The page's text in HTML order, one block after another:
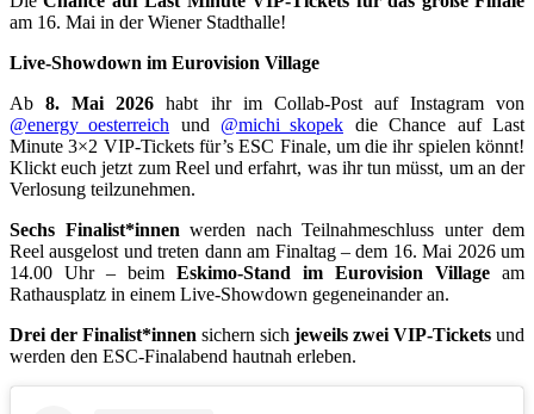
am 16. Mai in der Wiener Stadthalle!
Live-Showdown im Eurovision Village
Ab8. Mai 2026 habt ihr im Collab-Post auf Instagram von
@energy_oesterreich und @michi_skopek die Chance auf Last
Minute 3×2 VIP-Tickets für’s ESC Finale, um die ihr spielen könnt!
Klickt euch jetzt zum Reel und erfahrt, was ihr tun müsst, um an der
Verlosung teilzunehmen.
Sechs Finalist*innen werden nach Teilnahmeschluss unter dem
Reel ausgelost und treten dann am Finaltag – dem 16. Mai 2026 um
14.00 Uhr – beim Eskimo-Stand im Eurovision Village am
Rathausplatz in einem Live-Showdown gegeneinander an.
Drei der Finalist*innen sichern sich jeweils zwei VIP-Tickets und
werden den ESC-Finalabend hautnah erleben.